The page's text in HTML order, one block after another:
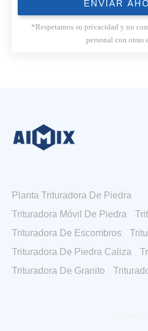
*Respetamos su privacidad y no
personal con otras
Planta Trituradora De Piedra
Trituradora Móvil De Piedra
Trituradora De Escombros
Trituradora De Piedra Caliza
Trituradora De Granito